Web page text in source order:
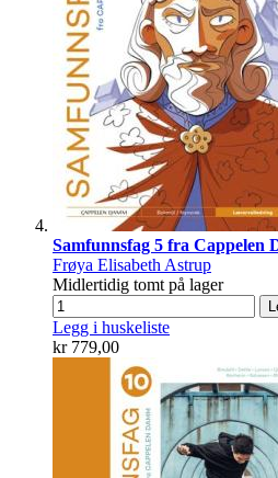
Samfunnsfag 5 fra Cappelen
Frøya Elisabeth Astrup
Midlertidig tomt på lager
Legg i huskeliste
kr 779,00